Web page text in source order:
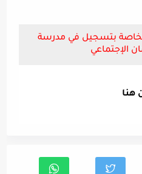
بتسجيل في مدرسة
الإجتماعي
هنا